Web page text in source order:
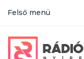
Felső menü